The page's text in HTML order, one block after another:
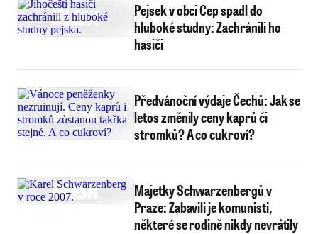
Pejsek v obci Cep spadl do
hluboké studny: Zachránili ho
hasiči
Předvánoční výdaje Čechů: Jak se
letos změnily ceny kaprů či
stromků? A co cukroví?
Majetky Schwarzenbergů v
Praze: Zabavili je komunisti,
některé se rodině nikdy nevrátily